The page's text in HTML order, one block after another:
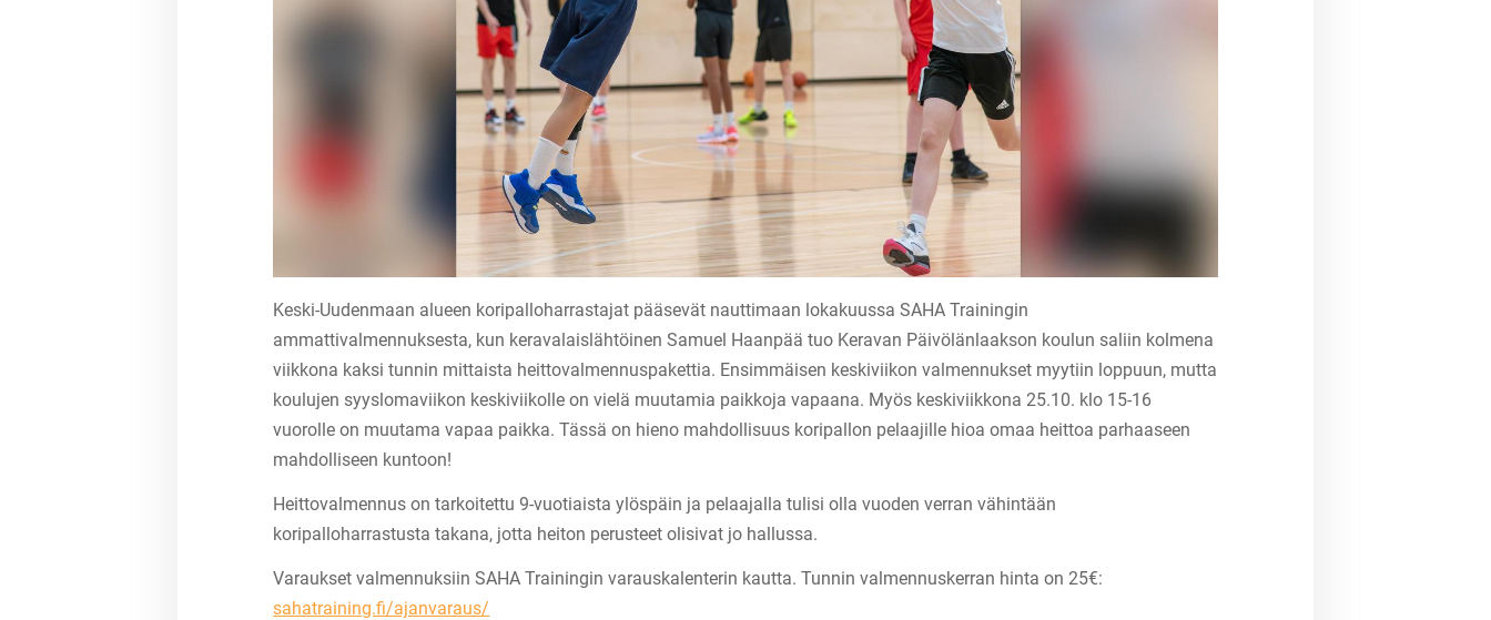
Keski-Uudenmaan alueen koripalloharrastajat pääsevät nauttimaan lokakuussa SAHA Trainingin
ammattivalmennuksesta, kun keravalaislähtöinen Samuel Haanpää tuo Keravan Päivölänlaakson koulun saliin kolmena
viikkona kaksi tunnin mittaista heittovalmennuspakettia. Ensimmäisen keskiviikon valmennukset myytiin loppuun, mutta
koulujen syyslomaviikon keskiviikolle on vielä muutamia paikkoja vapaana. Myös keskiviikkona 25.10. klo 15-16
vuorolle on muutama vapaa paikka. Tässä on hieno mahdollisuus koripallon pelaajille hioa omaa heittoa parhaaseen
mahdolliseen kuntoon!
Heittovalmennus on tarkoitettu 9-vuotiaista ylöspäin ja pelaajalla tulisi olla vuoden verran vähintään
koripalloharrastusta takana, jotta heiton perusteet olisivat jo hallussa.
Varaukset valmennuksiin SAHA Trainingin varauskalenterin kautta. Tunnin valmennuskerran hinta on 25€:
sahatraining.fi/ajanvaraus/